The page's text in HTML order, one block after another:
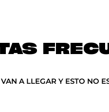
A LLEGAR Y ESTO NO